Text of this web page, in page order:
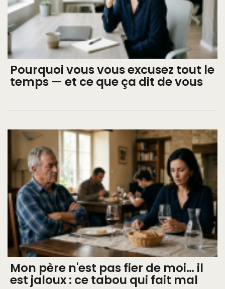
Pourquoi vous vous excusez tout le
temps — et ce que ça dit de vous
Mon père n'est pas fier de moi… il
est jaloux : ce tabou qui fait mal